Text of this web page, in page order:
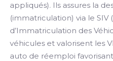
appliqués). Ils assures la
(immatriculation) via le SIV
d’Immatriculation des
véhicules et valorisent les
auto de réemploi